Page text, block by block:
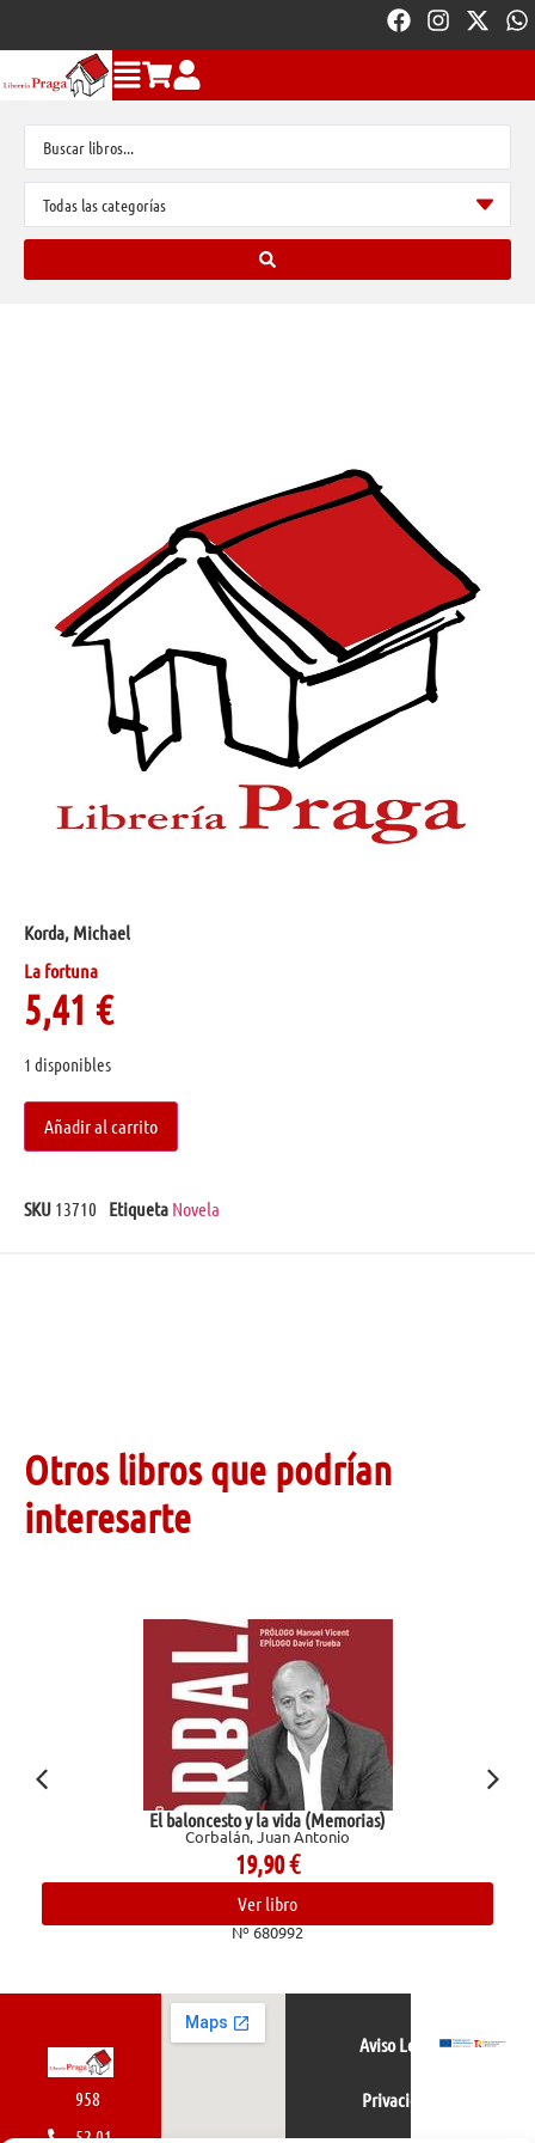
Korda, Michael
La fortuna
5,41 €
1 disponibles
Añadir al carrito
SKU 13710 Etiqueta Novela
Otros libros que podrían
interesarte
El baloncesto y la vida (Memorias)
Corbalán, Juan Antonio
19,90€
Ver libro
Nº 680992
958
52 01
Aviso Legal
Privacidad